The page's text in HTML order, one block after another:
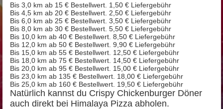
Bis 3,0 km ab 15 € Bestellwert. 1,50 € Liefergebühr
Bis 4,5 km ab 20 € Bestellwert. 2,50 € Liefergebühr
Bis 6,0 km ab 25 € Bestellwert. 3,50 € Liefergebühr
Bis 8,0 km ab 30 € Bestellwert. 5,50 € Liefergebühr
Bis 10,0 km ab 40 € Bestellwert. 8,50 € Liefergebühr
Bis 12,0 km ab 50 € Bestellwert. 9,90 € Liefergebühr
Bis 15,0 km ab 55 € Bestellwert. 12,50 € Liefergebühr
Bis 18,0 km ab 75 € Bestellwert. 14,50 € Liefergebühr
Bis 20,0 km ab 95 € Bestellwert. 15,00 € Liefergebühr
Bis 23,0 km ab 135 € Bestellwert. 18,00 € Liefergebühr
Bis 25,0 km ab 160 € Bestellwert. 19,50 € Liefergebühr
Natürlich kannst du Crispy Chickenburger Döner
auch direkt bei Himalaya Pizza abholen.